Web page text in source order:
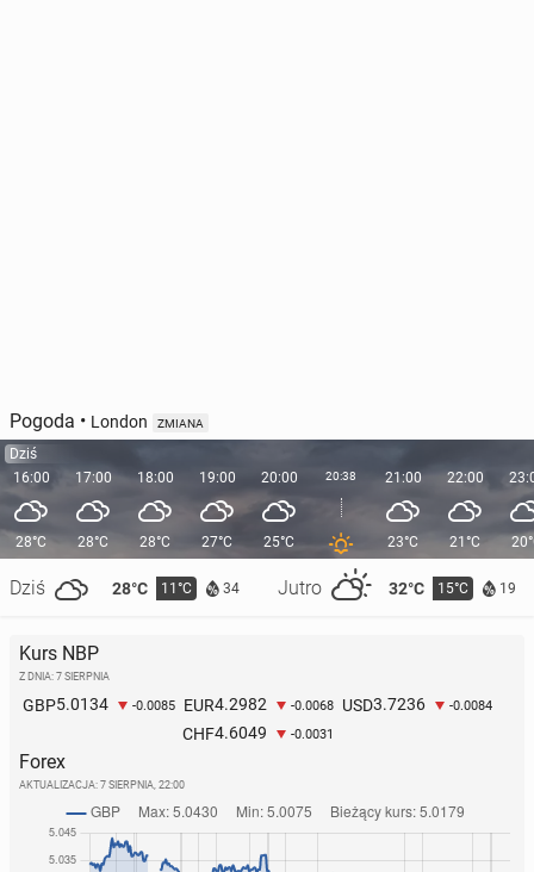
Pogoda • London ZMIANA
Dziś
16:00
28°C
Dziś 28°C 11°C 34 Jutro 32°C 15°C 19
17:00
28°C
18:00
28°C
19:00
27°C
20:00
25°C
20:38 21:00
23°C
22:00
21°C
Kurs NBP
Z DNIA: 7 SIERPNIA
GBP5.0134 -0.0085 EUR4.2982 -0.0068 USD3.7236 -0.0084
CHF4.6049 -0.0031
Forex
AKTUALIZACJA: 7 SIERPNIA, 22:00